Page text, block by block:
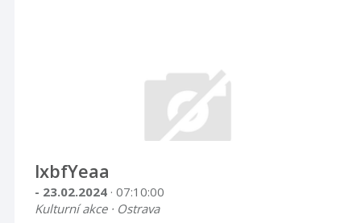
lxbfYeaa
- 23.02.2024 · 07:10:00
Kulturní akce · Ostrava